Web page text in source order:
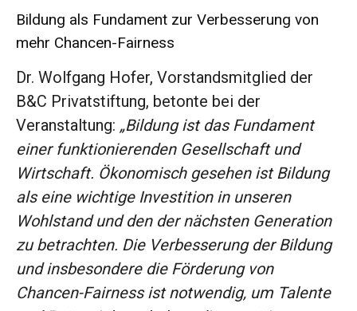
Bildung als Fundament zur Verbesserung von
mehr Chancen-Fairness
Dr. Wolfgang Hofer, Vorstandsmitglied der
B&C Privatstiftung, betonte bei der
Veranstaltung: Bildung ist das Fundament
einer funktionierenden Gesellschaft und
Wirtschaft. Ökonomisch gesehen ist Bildung
als eine wichtige Investition in unseren
Wohlstand und den der nächsten Generation
zu betrachten. Die Verbesserung der Bildung
und insbesondere die Förderung von
Chancen-Fairness ist notwendig, um Talente